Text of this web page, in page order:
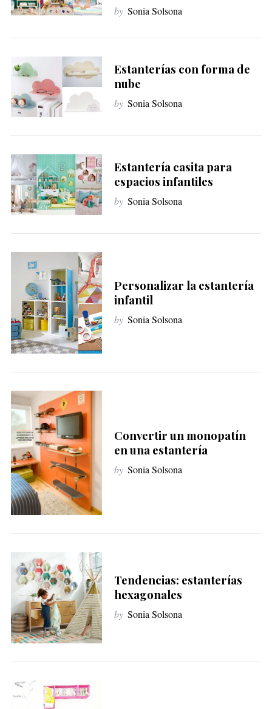
by Sonia Solsona
Estanterías con forma de
nube
by Sonia Solsona
Estantería casita para
espacios infantiles
by Sonia Solsona
Personalizar la estantería
infantil
by Sonia Solsona
Convertir un monopatín
en una estantería
by Sonia Solsona
Tendencias: estanterías
hexagonales
by Sonia Solsona